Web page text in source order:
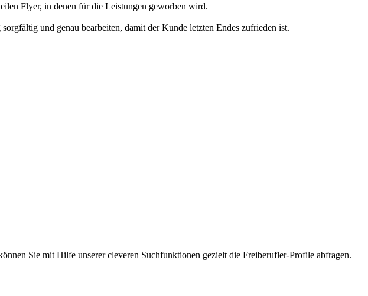
Flyer, in denen für die Leistungen geworben wird.
und genau bearbeiten, damit der Kunde letzten Endes zufrieden ist.
Sie mit Hilfe unserer cleveren Suchfunktionen gezielt die Freiberufler-Profile abfragen.